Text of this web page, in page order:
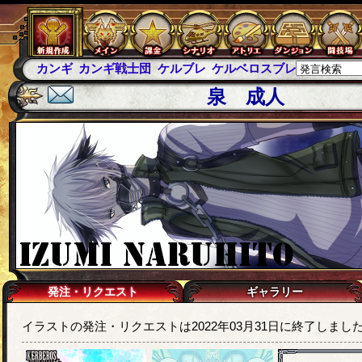
カンギ カンギ戦士団 ケルブレ ケルベロスブレイド スパ
泉 成人
発注・リクエスト ギャラリー
イラストの発注・リクエストは2022年03月31日に終了しまし